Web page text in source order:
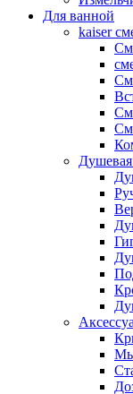
Для ванной
kaiser